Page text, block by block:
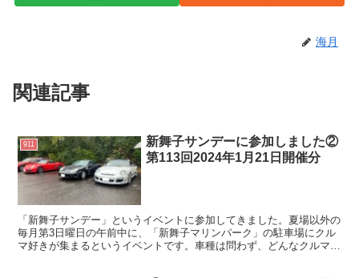
海月
関連記事
911
新舞子サンデーに参加しました②
第113回2024年1月21日開催分
「新舞子サンデー」というイベントに参加してきました。夏場以外の
毎月第3日曜日の午前中に、「新舞子マリンパーク」の駐車場にクル
マ好きが集まるというイベントです。車種は問わず、どんなクルマで